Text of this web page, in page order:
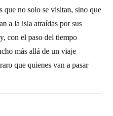
que no solo se visitan, sino que
a la isla atraídas por sus
con el paso del tiempo
más allá de un viaje
que quienes van a pasar